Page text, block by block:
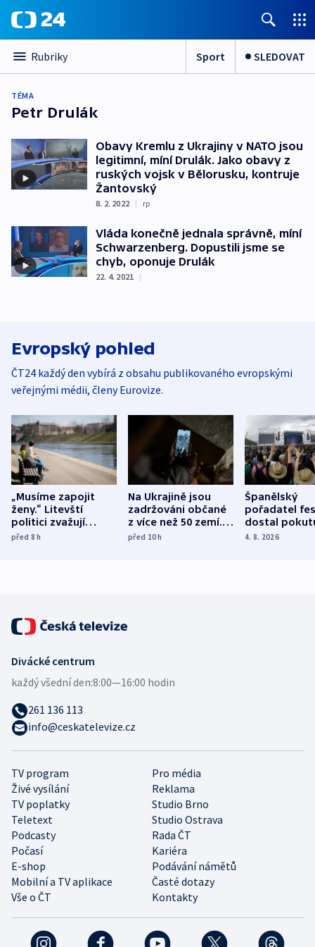
Rubriky Sport SLEDOVAT
TÉMA
Petr Drulák
Obavy Kremlu z Ukrajiny v NATO jsou
legitimní, míní Drulák. Jako obavy z
ruských vojsk v Bělorusku, kontruje
Žantovský
8. 2. 2022 | rp
Vláda konečně jednala správně, míní
Schwarzenberg. Dopustili jsme se
chyb, oponuje Drulák
22. 4. 2021 |
Evropský pohled
ČT24 každý den vybírá z obsahu publikovaného evropskými
veřejnými médii, členy Eurovize.
„Musíme zapojit
ženy.“ Litevští
politici zvažují
dohodu o
před 8h
Na Ukrajině jsou
zadržováni občané
z více než 50 zemí.
Bojovali na straně
před 10h
Španělský
pořadatel
dostal
nekalé
4. 8. 2026
TV program
Pro média
Živé vysílání
Reklama
TV poplatky
Studio Brno
Teletext
Studio Ostrava
Podcasty
Rada ČT
Počasí
Kariéra
E-shop
Podávání námětů
Mobilní a TV aplikace
Časté dotazy
Vše o ČT
Kontakty
Divácké centrum
každý všední den:8:00—16:00 hodin
261 136 113
info@ceskatelevize.cz